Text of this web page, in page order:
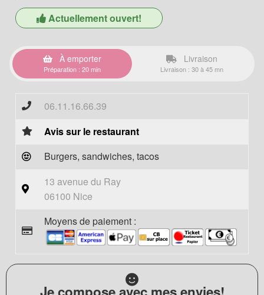
Actuellement ouvert!
À emporter
Préparation : 20 min
Livraison
Livraison : 30 à 45 mn
06.11.16.66.39
Avis sur le restaurant
Burgers, sandwiches, tacos
13 avenue du Ray
06100 Nice
Moyens de paiement :